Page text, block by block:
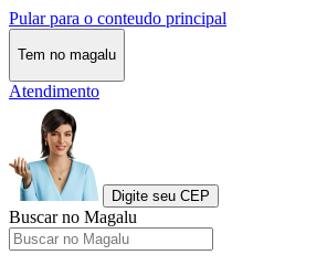
Pular para o conteudo principal
Tem no magalu
Atendimento
Digite seu CEP
Buscar no Magalu